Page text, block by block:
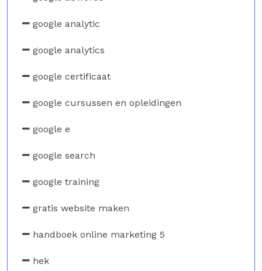
google analytic
google analytics
google certificaat
google cursussen en opleidingen
google e
google search
google training
gratis website maken
handboek online marketing 5
hek